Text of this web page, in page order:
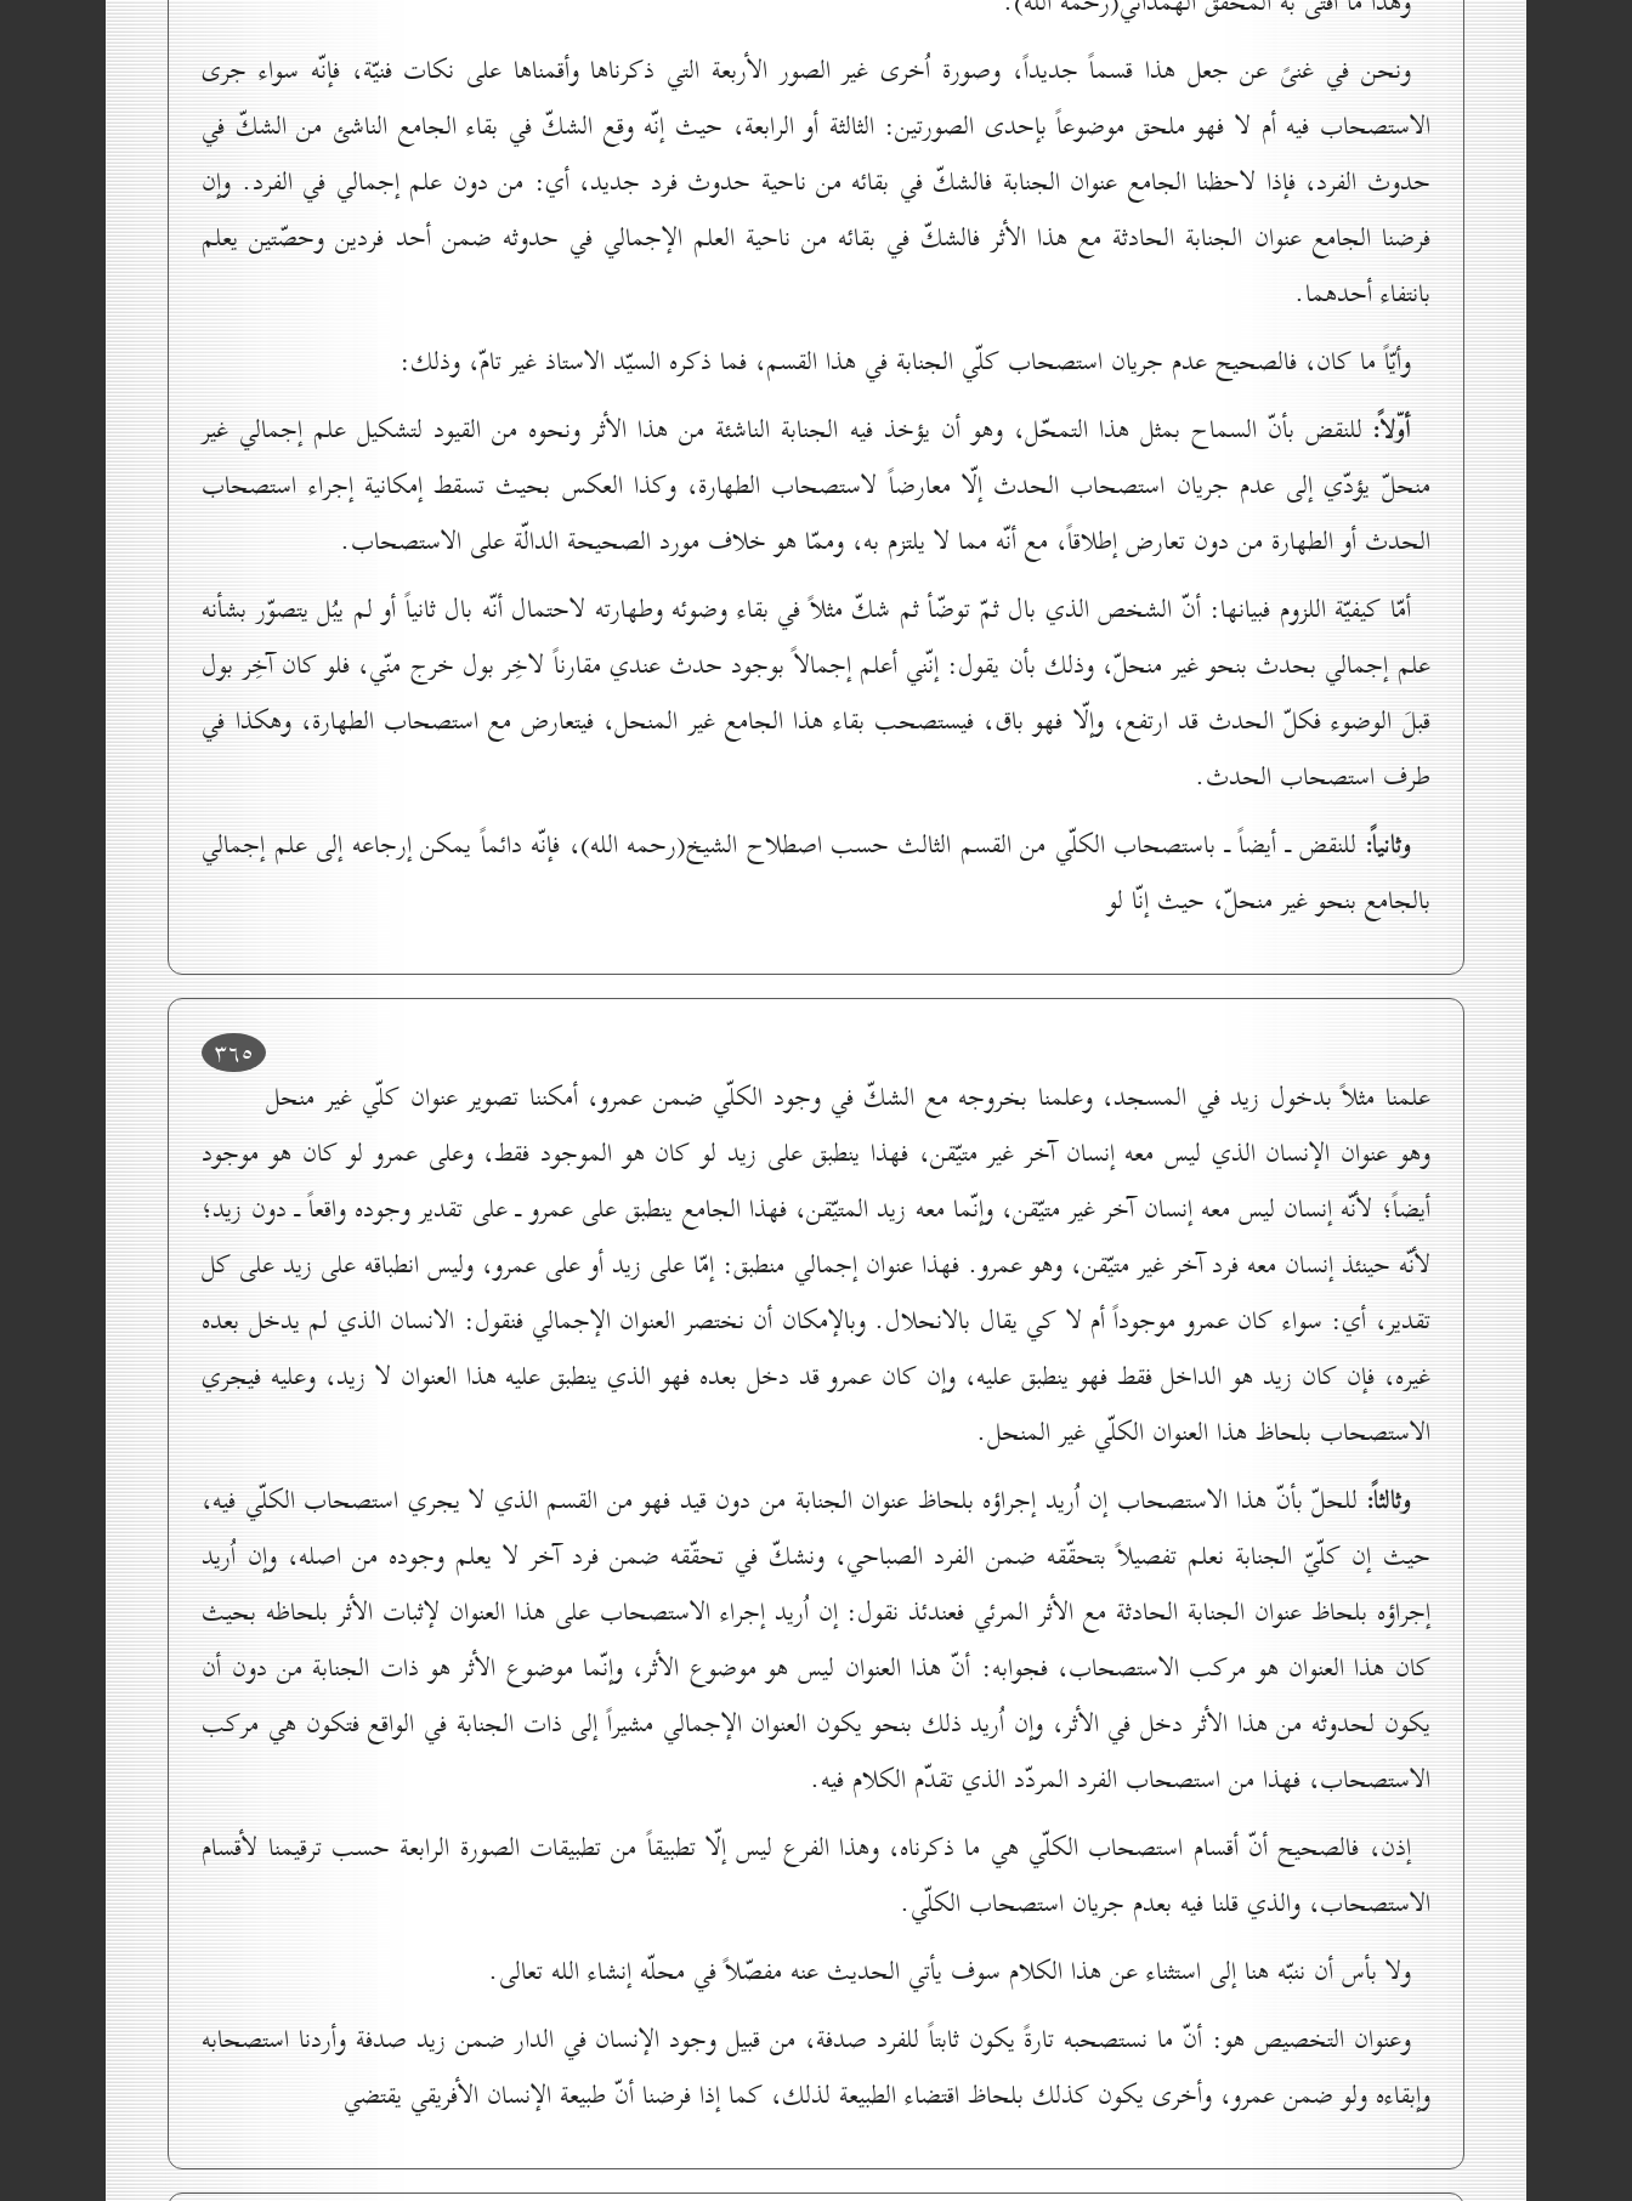
ونحن في غنىً عن جعل هذا قسماً جديداً، وصورة اُخرى غير الصور الأربعة التي ذكرناها وأقمناها على نكات فنيّة، فإنّه سواء جرى
الاستصحاب فيه أم لا فهو ملحق موضوعاً بإحدى الصورتين: الثالثة أو الرابعة، حيث إنّه وقع الشكّ في بقاء الجامع الناشئ من الشكّ في
حدوث الفرد، فإذا لاحظنا الجامع عنوان الجنابة فالشكّ في بقائه من ناحية حدوث فرد جديد، أي: من دون علم إجمالي في الفرد. وإن
فرضنا الجامع عنوان الجنابة الحادثة مع هذا الأثر فالشكّ في بقائه من ناحية العلم الإجمالي في حدوثه ضمن أحد فردين وحصّتين يعلم
بانتفاء أحدهما.
وأيّاً ما كان، فالصحيح عدم جريان استصحاب كلّي الجنابة في هذا القسم، فما ذكره السيّد الاستاذ غير تامّ، وذلك:
أوّلاً: للنقض بأنّ السماح بمثل هذا التمحّل، وهو أن يؤخذ فيه الجنابة الناشئة من هذا الأثر ونحوه من القيود لتشكيل علم إجمالي غير
منحلّ يؤدّي إلى عدم جريان استصحاب الحدث إلّا معارضاً لاستصحاب الطهارة، وكذا العكس بحيث تسقط إمكانية إجراء استصحاب
الحدث أو الطهارة من دون تعارض إطلاقاً، مع أنّه مما لا يلتزم به، وممّا هو خلاف مورد الصحيحة الدالّة على الاستصحاب.
أمّا كيفيّة اللزوم فبيانها: أنّ الشخص الذي بال ثمّ توضّأ ثم شكّ مثلاً في بقاء وضوئه وطهارته لاحتمال أنّه بال ثانياً أو لم يبُل يتصوّر بشأنه
علم إجمالي بحدث بنحو غير منحلّ، وذلك بأن يقول: إنّني أعلم إجمالاً بوجود حدث عندي مقارناً لاخِر بول خرج منّي، فلو كان آخِر بول
قبلَ الوضوء فكلّ الحدث قد ارتفع، وإلّا فهو باق، فيستصحب بقاء هذا الجامع غير المنحل، فيتعارض مع استصحاب الطهارة، وهكذا في
طرف استصحاب الحدث.
وثانياً: للنقض ـ أيضاً ـ باستصحاب الكلّي من القسم الثالث حسب اصطلاح الشيخ(رحمه الله)، فإنّه دائماً يمكن إرجاعه إلى علم إجمالي
بالجامع بنحو غير منحلّ، حيث إنّا لو
۳٦٥
علمنا مثلاً بدخول زيد في المسجد، وعلمنا بخروجه مع الشكّ في وجود الكلّي ضمن عمرو، أمكننا تصوير عنوان كلّي غير منحل
وهو عنوان الإنسان الذي ليس معه إنسان آخر غير متيّقن، فهذا ينطبق على زيد لو كان هو الموجود فقط، وعلى عمرو لو كان هو موجود
أيضاً؛ لأنّه إنسان ليس معه إنسان آخر غير متيّقن، وإنّما معه زيد المتيّقن، فهذا الجامع ينطبق على عمرو ـ على تقدير وجوده واقعاً ـ دون زيد؛
لأنّه حينئذ إنسان معه فرد آخر غير متيّقن، وهو عمرو. فهذا عنوان إجمالي منطبق: إمّا على زيد أو على عمرو، وليس انطباقه على زيد على كل
تقدير، أي: سواء كان عمرو موجوداً أم لا كي يقال بالانحلال. وبالإمكان أن نختصر العنوان الإجمالي فنقول: الانسان الذي لم يدخل بعده
غيره، فإن كان زيد هو الداخل فقط فهو ينطبق عليه، وإن كان عمرو قد دخل بعده فهو الذي ينطبق عليه هذا العنوان لا زيد، وعليه فيجري
الاستصحاب بلحاظ هذا العنوان الكلّي غير المنحل.
وثالثاً: للحلّ بأنّ هذا الاستصحاب إن اُريد إجراؤه بلحاظ عنوان الجنابة من دون قيد فهو من القسم الذي لا يجري استصحاب الكلّي فيه،
حيث إن كلّيّ الجنابة نعلم تفصيلاً بتحقّقه ضمن الفرد الصباحي، ونشكّ في تحقّقه ضمن فرد آخر لا يعلم وجوده من اصله، وإن اُريد
إجراؤه بلحاظ عنوان الجنابة الحادثة مع الأثر المرئي فعندئذ نقول: إن اُريد إجراء الاستصحاب على هذا العنوان لإثبات الأثر بلحاظه بحيث
كان هذا العنوان هو مركب الاستصحاب، فجوابه: أنّ هذا العنوان ليس هو موضوع الأثر، وإنّما موضوع الأثر هو ذات الجنابة من دون أن
يكون لحدوثه من هذا الأثر دخل في الأثر، وإن اُريد ذلك بنحو يكون العنوان الإجمالي مشيراً إلى ذات الجنابة في الواقع فتكون هي مركب
الاستصحاب، فهذا من استصحاب الفرد المردّد الذي تقدّم الكلام فيه.
إذن، فالصحيح أنّ أقسام استصحاب الكلّي هي ما ذكرناه، وهذا الفرع ليس إلّا تطبيقاً من تطبيقات الصورة الرابعة حسب ترقيمنا لأقسام
الاستصحاب، والذي قلنا فيه بعدم جريان استصحاب الكلّي.
ولا بأس أن ننبّه هنا إلى استثناء عن هذا الكلام سوف يأتي الحديث عنه مفصّلاً في محلّه إنشاء الله تعالى.
وعنوان التخصيص هو: أنّ ما نستصحبه تارةً يكون ثابتاً للفرد صدفة، من قبيل وجود الإنسان في الدار ضمن زيد صدفة وأردنا استصحابه
وإبقاءه ولو ضمن عمرو، وأخرى يكون كذلك بلحاظ اقتضاء الطبيعة لذلك، كما إذا فرضنا أنّ طبيعة الإنسان الأفريقي يقتضي